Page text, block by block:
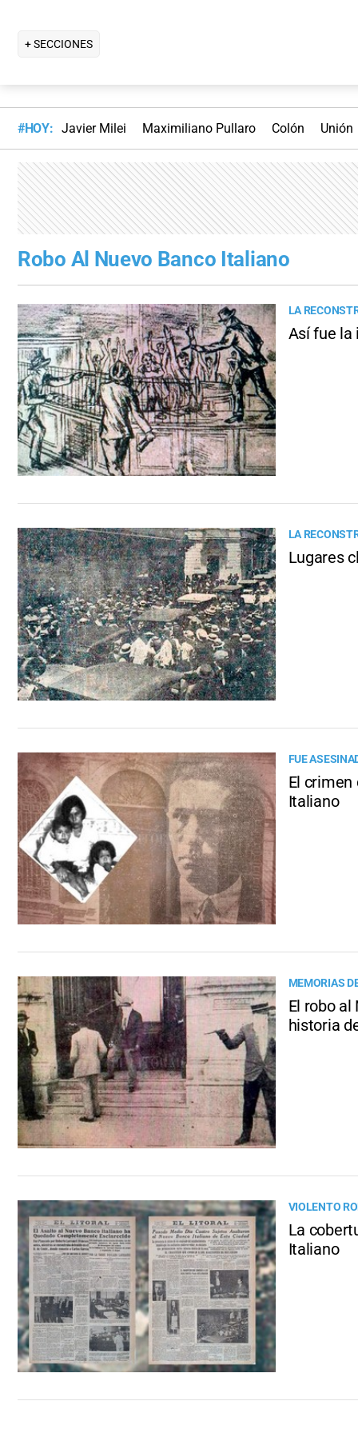
+ SECCIONES
#HOY: Javier Milei Maximiliano Pullaro Colón Unión
Robo Al Nuevo Banco Italiano
LA
Así fue la
LA
Lugares
FUE
El crimen
Italiano
MEMORIAS
El robo
historia
VIOLENTO
La
Italiano